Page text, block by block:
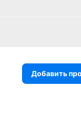
Добавить